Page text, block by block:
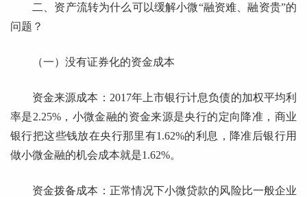
二、资产流转为什么可以缓解小微“融资难、融资贵”的
问题？
（一）没有证券化的资金成本
资金来源成本：2017年上市银行计息负债的加权平均利
率是2.25%，小微金融的资金来源是央行的定向降准，商业
银行把这些钱放在央行那里有1.62%的利息，降准后银行用
做小微金融的机会成本就是1.62%。
资金拨备成本：正常情况下小微贷款的风险比一般企业